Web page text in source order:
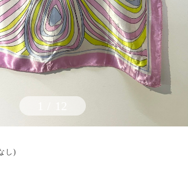
し)